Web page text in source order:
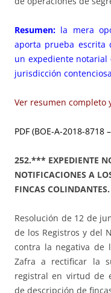
Resumen: la mera
aporta prueba escrita
un expediente
jurisdicción
Ver resumen completo
PDF (BOE-A-2018-8718
252.*** EXPEDIENTE
NOTIFICACIONES A
FINCAS COLINDANTES.
Resolución de 12 de
de los Registros y del
contra la negativa de
Zafra a rectificar la
registral en virtud de
de descripción de